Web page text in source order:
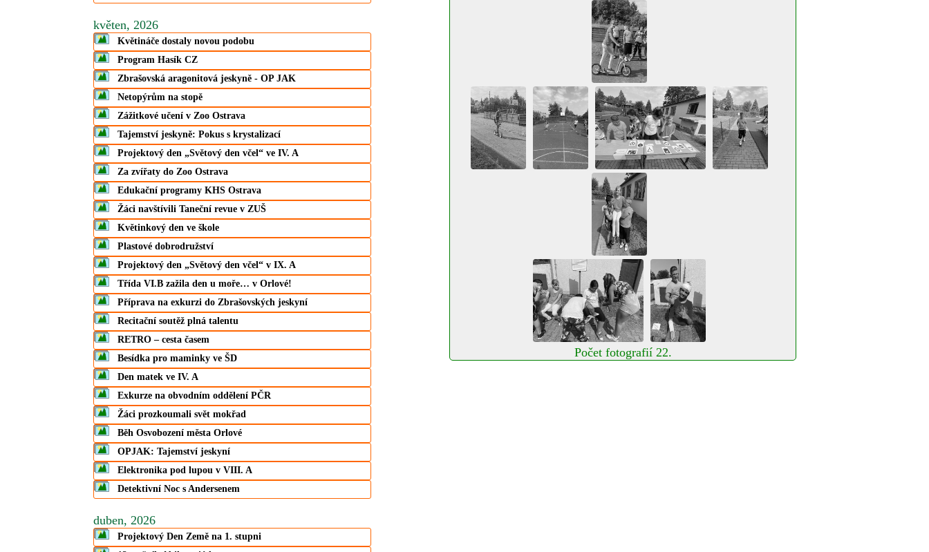
květen, 2026
Květináče dostaly novou podobu
Program Hasík CZ
Zbrašovská aragonitová jeskyně - OP JAK
Netopýrům na stopě
Zážitkové učení v Zoo Ostrava
Tajemství jeskyně: Pokus s krystalizací
Projektový den „Světový den včel“ ve IV. A
Za zvířaty do Zoo Ostrava
Edukační programy KHS Ostrava
Žáci navštívili Taneční revue v ZUŠ
Květinkový den ve škole
Plastové dobrodružství
Projektový den „Světový den včel“ v IX. A
Třída VI.B zažila den u moře… v Orlové!
Příprava na exkurzi do Zbrašovských jeskyní
Recitační soutěž plná talentu
RETRO – cesta časem
Besídka pro maminky ve ŠD
Den matek ve IV. A
Exkurze na obvodním oddělení PČR
Žáci prozkoumali svět mokřad
Běh Osvobození města Orlové
OPJAK: Tajemství jeskyní
Elektronika pod lupou v VIII. A
Detektivní Noc s Andersenem
duben, 2026
Projektový Den Země na 1. stupni
Počet fotografií 22.